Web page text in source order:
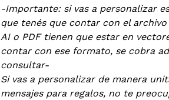
-Importante: si vas a personalizar
que tenés que contar con el
AI o PDF tienen que estar en
contar con ese formato, se cobra
consultar-
Si vas a personalizar de manera
mensajes para regalos, no te